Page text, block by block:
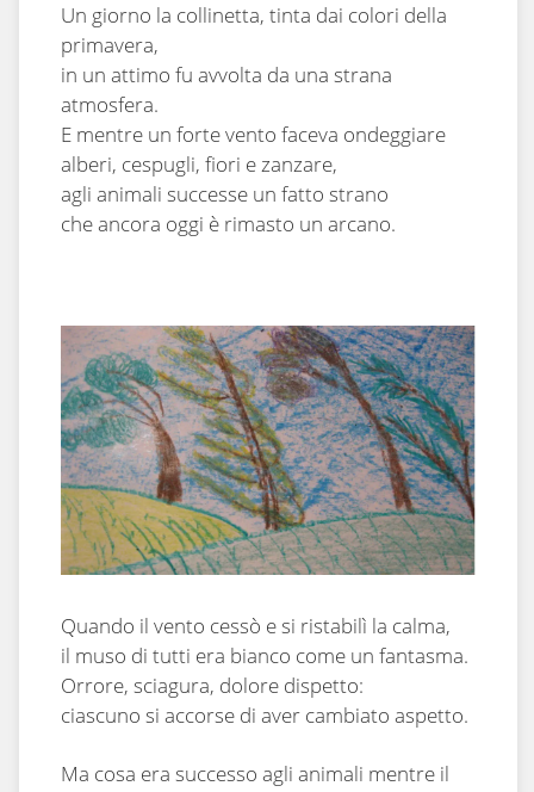
Un giorno la collinetta, tinta dai colori della
primavera,
in un attimo fu avvolta da una strana
atmosfera.
E mentre un forte vento faceva ondeggiare
alberi, cespugli, fiori e zanzare,
agli animali successe un fatto strano
che ancora oggi è rimasto un arcano.
Quando il vento cessò e si ristabilì la calma,
il muso di tutti era bianco come un fantasma.
Orrore, sciagura, dolore dispetto:
ciascuno si accorse di aver cambiato aspetto.
Ma cosa era successo agli animali mentre il